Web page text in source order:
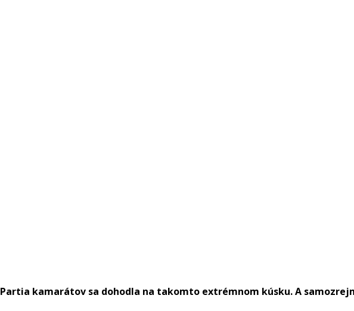
Partia kamarátov sa dohodla na takomto extrémnom kúsku. A